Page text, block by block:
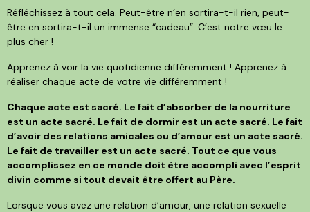
Réfléchissez à tout cela. Peut-être n’en sortira-t-il rien, peut-
être en sortira-t-il un immense “cadeau”. C’est notre vœu le
plus cher !
Apprenez à voir la vie quotidienne différemment ! Apprenez à
réaliser chaque acte de votre vie différemment !
Chaque acte est sacré. Le fait d’absorber de la nourriture
est un acte sacré. Le fait de dormir est un acte sacré. Le fait
d’avoir des relations amicales ou d’amour est un acte sacré.
Le fait de travailler est un acte sacré. Tout ce que vous
accomplissez en ce monde doit être accompli avec l’esprit
divin comme si tout devait être offert au Père.
Lorsque vous avez une relation d’amour, une relation sexuelle